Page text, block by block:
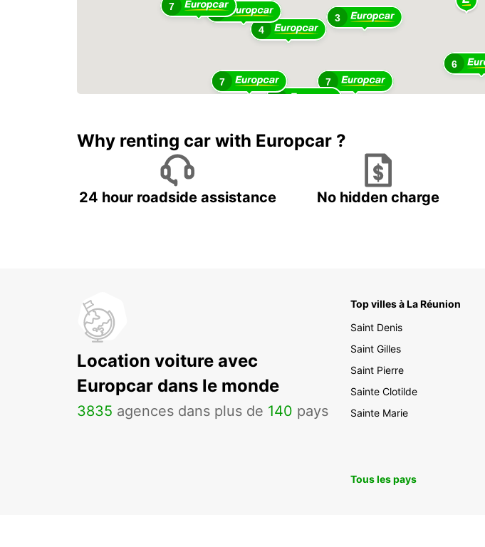
3
4
5
7
7
7
6
Why renting car with Europcar ?
24 hour roadside assistance No hidden charge
Location voiture avec
Europcar dans le monde
3835 agences dans plus de 140 pays
Top villes à La Réunion
Saint Denis
Saint Gilles
Saint Pierre
Sainte Clotilde
Sainte Marie
Tous les pays